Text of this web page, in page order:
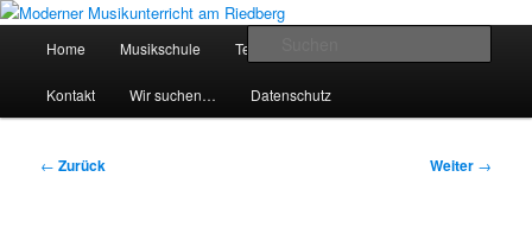
Zum
wechseln
Moderner Musikunterricht am
Home Musikschule Team
Kontakt Wir suchen… Datenschutz
Beitragsnavigation
← Zurück Weiter →